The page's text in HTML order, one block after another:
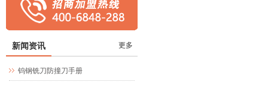
新闻资讯 更多
钨钢铣刀防撞刀手册